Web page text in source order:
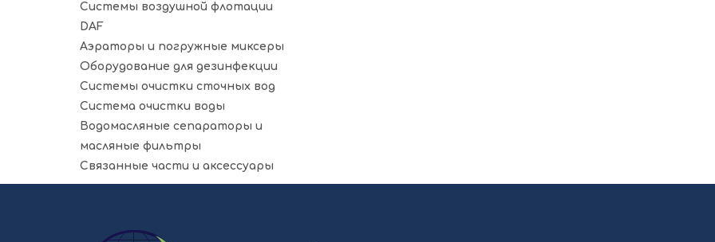
Системы воздушной флотации
DAF
Аэраторы и погружные миксеры
Оборудование для дезинфекции
Системы очистки сточных вод
Система очистки воды
Водомасляные сепараторы и
масляные фильтры
Связанные части и аксессуары